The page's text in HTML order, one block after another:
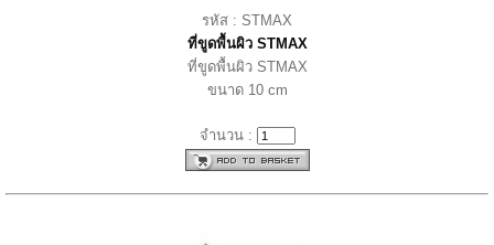
รหัส : STMAX
ที่ขูดพื้นผิว STMAX
ที่ขูดพื้นผิว STMAX
ขนาด 10 cm
จำนวน :